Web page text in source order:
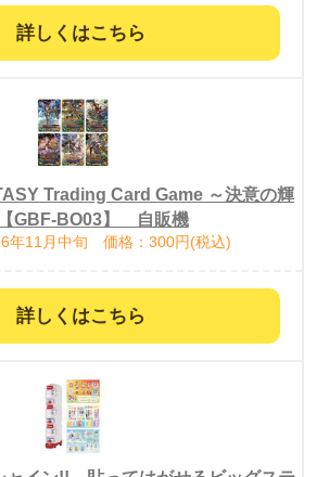
詳しくはこちら
Trading Card Game ～決意の輝
GBF-BO03】 自販機
年11月中旬 価格：300円(税込)
詳しくはこちら